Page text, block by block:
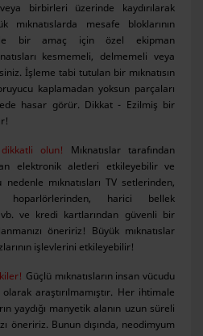
birbirleri üzerinde kaydırılarak
mıknatıslarda mesafe bloklarının
bir amaç için özel ekipman
kesmemeli, delmemeli veya
İşleme tabi tutulan bir mıknatısın
kaplamadan yoksun parçaları
hasar görür. Dikkat - Ezilmiş bir
olun!
Mıknatıslar tarafından
elektronik aletleri etkileyebilir ve
mıknatısları TV setlerinden,
hoparlörlerinden, harici bellek
vb. ve kredi kartlarından güvenli bir
öneririz! Büyük mıknatıslar
işlevlerini etkileyebilir!
Güçlü mıknatısların insan vücudu
araştırılmamıştır. Her ihtimale
yaydığı manyetik alanın uzun süreli
öneririz. Bunun dışında, neodimyum